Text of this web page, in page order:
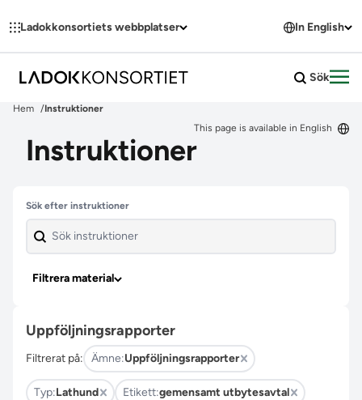
Ladokkonsortiets webbplatser In English
Sök
Hem
Instruktioner
This page is available in English
Instruktioner
Hoppa över filter
Sök efter instruktioner
Filtrera material
Uppföljningsrapporter
Filtrerat på: Ämne:Uppföljningsrapporter
Typ:Lathund Etikett:gemensamt utbytesavtal